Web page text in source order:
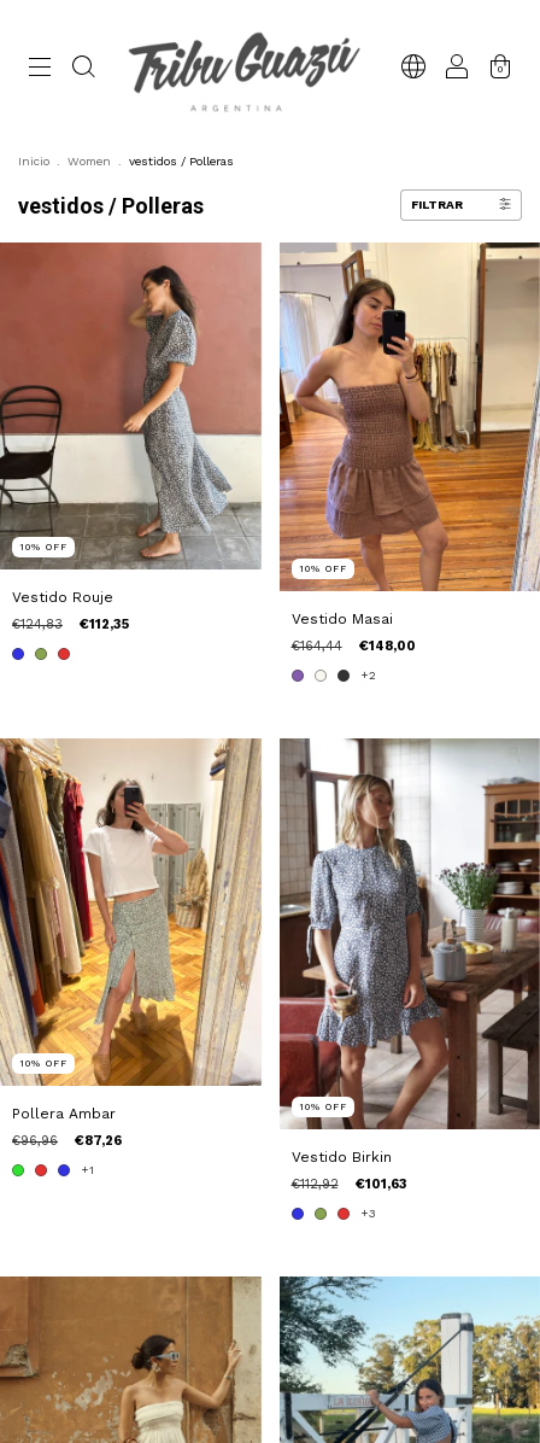
0
Inicio Women vestidos / Polleras
vestidos / Polleras FILTRAR
10% OFF
Vestido Rouje
€124,83 €112,35
10% OFF
Vestido Masai
€164,44 €148,00
+2
10% OFF
Pollera Ambar
€96,96 €87,26
+1
10% OFF
Vestido Birkin
€112,92 €101,63
+3